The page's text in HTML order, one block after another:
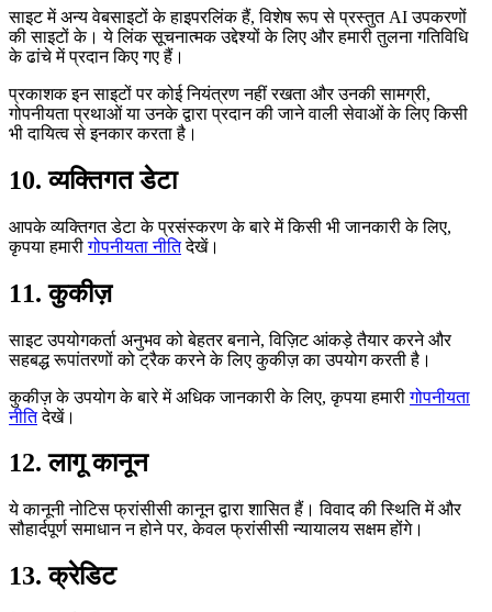
साइट में अन्य वेबसाइटों के हाइपरलिंक हैं, विशेष रूप से प्रस्तुत AI उपकरणों
की साइटों के। ये लिंक सूचनात्मक उद्देश्यों के लिए और हमारी तुलना गतिविधि
के ढांचे में प्रदान किए गए हैं।
प्रकाशक इन साइटों पर कोई नियंत्रण नहीं रखता और उनकी सामग्री,
गोपनीयता प्रथाओं या उनके द्वारा प्रदान की जाने वाली सेवाओं के लिए किसी
भी दायित्व से इनकार करता है।
10. व्यक्तिगत डेटा
आपके व्यक्तिगत डेटा के प्रसंस्करण के बारे में किसी भी जानकारी के लिए,
कृपया हमारीगोपनीयता नीतिदेखें।
11. कुकीज़
साइट उपयोगकर्ता अनुभव को बेहतर बनाने, विज़िट आंकड़े तैयार करने और
सहबद्ध रूपांतरणों को ट्रैक करने के लिए कुकीज़ का उपयोग करती है।
कुकीज़ के उपयोग के बारे में अधिक जानकारी के लिए, कृपया हमारीगोपनीयता
नीतिदेखें।
12. लागू कानून
ये कानूनी नोटिस फ्रांसीसी कानून द्वारा शासित हैं। विवाद की स्थिति में और
सौहार्दपूर्ण समाधान न होने पर, केवल फ्रांसीसी न्यायालय सक्षम होंगे।
13. क्रेडिट